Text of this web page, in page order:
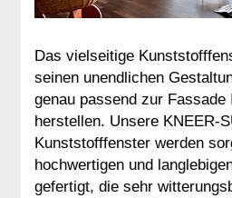
Das vielseitige
seinen unendlichen
genau passend zur Fassade
herstellen. Unsere KNEER-
Kunststofffenster werden
hochwertigen und
gefertigt, die sehr